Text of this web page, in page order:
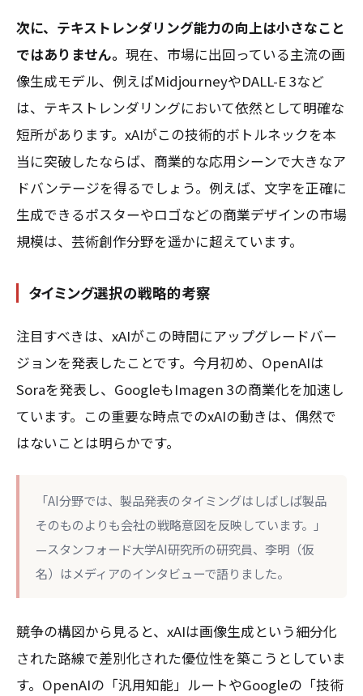
次に、テキストレンダリング能力の向上は小さなこと
ではありません。 現在、市場に出回っている主流の画
像生成モデル、例えばMidjourneyやDALL-E 3など
は、テキストレンダリングにおいて依然として明確な
短所があります。xAIがこの技術的ボトルネックを本
当に突破したならば、商業的な応用シーンで大きなア
ドバンテージを得るでしょう。例えば、文字を正確に
生成できるポスターやロゴなどの商業デザインの市場
規模は、芸術創作分野を遥かに超えています。
タイミング選択の戦略的考察
注目すべきは、xAIがこの時間にアップグレードバー
ジョンを発表したことです。今月初め、OpenAIは
Soraを発表し、GoogleもImagen 3の商業化を加速し
ています。この重要な時点でのxAIの動きは、偶然で
はないことは明らかです。
「AI分野では、製品発表のタイミングはしばしば製品
そのものよりも会社の戦略意図を反映しています。」
—スタンフォード大学AI研究所の研究員、李明（仮
名）はメディアのインタビューで語りました。
競争の構図から見ると、xAIは画像生成という細分化
された路線で差別化された優位性を築こうとしていま
す。OpenAIの「汎用知能」ルートやGoogleの「技術